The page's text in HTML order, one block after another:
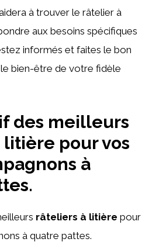
à trouver le râtelier à
aux besoins spécifiques
informés et faites le bon
bien-être de votre fidèle
des meilleurs
pour vos
à
râteliers à litière pour
à quatre pattes.